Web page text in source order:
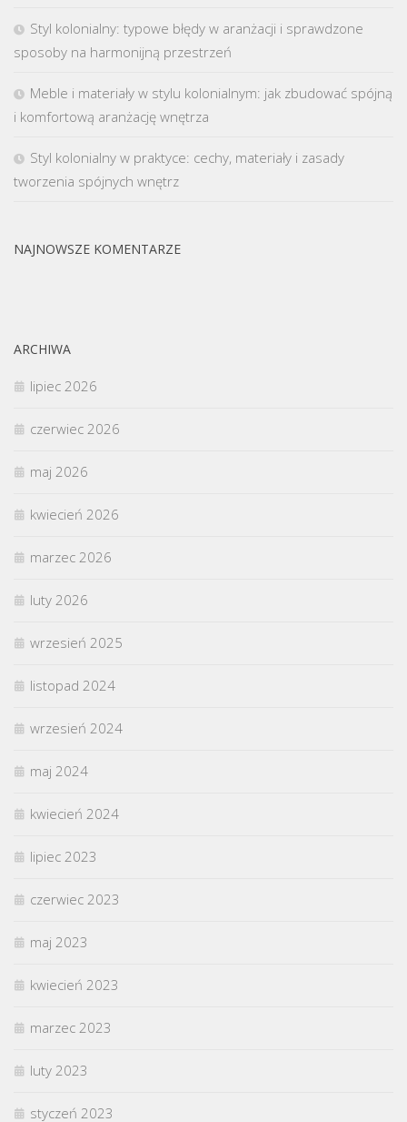
Styl kolonialny: typowe błędy w aranżacji i sprawdzone
sposoby na harmonijną przestrzeń
Meble i materiały w stylu kolonialnym: jak zbudować spójną
i komfortową aranżację wnętrza
Styl kolonialny w praktyce: cechy, materiały i zasady
tworzenia spójnych wnętrz
NAJNOWSZE KOMENTARZE
ARCHIWA
lipiec 2026
czerwiec 2026
maj 2026
kwiecień 2026
marzec 2026
luty 2026
wrzesień 2025
listopad 2024
wrzesień 2024
maj 2024
kwiecień 2024
lipiec 2023
czerwiec 2023
maj 2023
kwiecień 2023
marzec 2023
luty 2023
styczeń 2023